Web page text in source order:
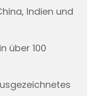
Indien und
über 100